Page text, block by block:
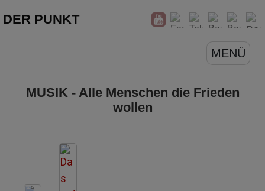
DER PUNKT
MENÜ
MUSIK - Alle Menschen die Frieden
wollen